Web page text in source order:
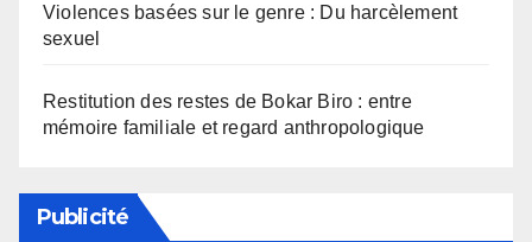
Violences basées sur le genre : Du harcèlement
sexuel
Restitution des restes de Bokar Biro : entre
mémoire familiale et regard anthropologique
Publicité